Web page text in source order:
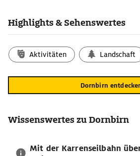
Die Natur im Inatura erleben
Das NaturkundemuseumInaturagehört
für Dornbirn und ist auf dem Stadtplan
ein, Natur, Mensch und Technik zu
Erwachsene können hier typische
nur die Geheimnisse der Vorarlberger
Highlights & Sehenswertes
Aktivitäten Landschaft
Dornbirn
Wissenswertes zu Dornbirn
Mit der Karrenseilbahn